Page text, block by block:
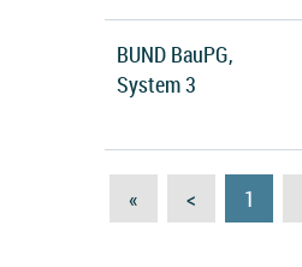
BUND BauPG,
System 3
« < 1